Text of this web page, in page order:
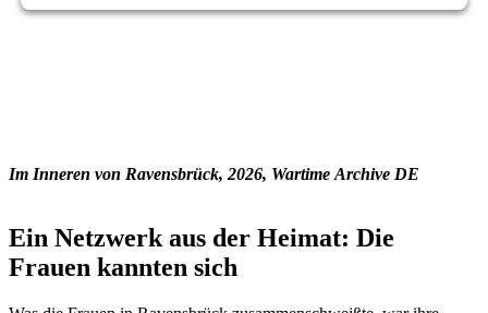
Im Inneren von Ravensbrück, 2026, Wartime Archive DE
Ein Netzwerk aus der Heimat: Die
Frauen kannten sich